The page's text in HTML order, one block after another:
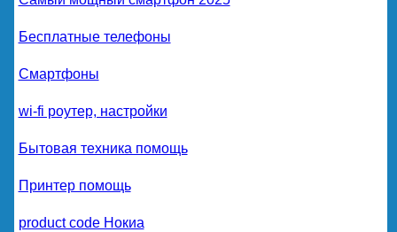
Бесплатные телефоны
Смартфоны
wi-fi роутер, настройки
Бытовая техника помощь
Принтер помощь
product code Нокиа